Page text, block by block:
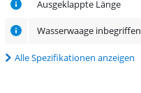
Ausgeklappte Länge
Wasserwaage inbegriffen
Alle Spezifikationen anzeigen